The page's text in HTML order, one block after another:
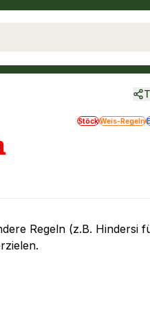
StöckWeis-Regeln
Regeln (z.B. Hindersi